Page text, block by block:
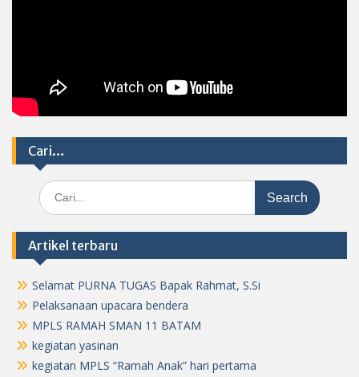
Cari…
Search
for:
Artikel terbaru
Selamat PURNA TUGAS Bapak Rahmat, S.Si
Pelaksanaan upacara bendera
MPLS RAMAH SMAN 11 BATAM
kegiatan yasinan
kegiatan MPLS “Ramah Anak” hari pertama